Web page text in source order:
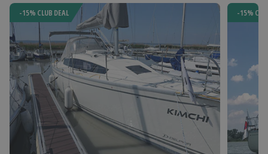
-15% CLUB DEAL -15%